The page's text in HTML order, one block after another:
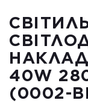
40W
(0002-